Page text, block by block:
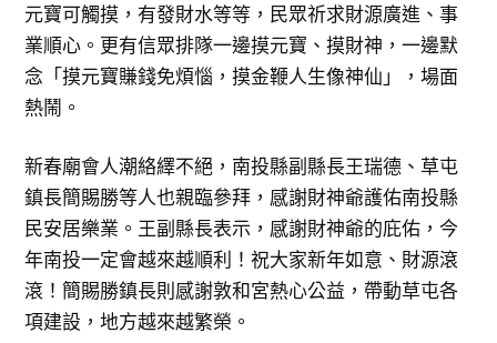
元寶可觸摸，有發財水等等，民眾祈求財源廣進、事
業順心。更有信眾排隊一邊摸元寶、摸財神，一邊默
念「摸元寶賺錢免煩惱，摸金鞭人生像神仙」，場面
熱鬧。
新春廟會人潮絡繹不絕，南投縣副縣長王瑞德、草屯
鎮長簡賜勝等人也親臨參拜，感謝財神爺護佑南投縣
民安居樂業。王副縣長表示，感謝財神爺的庇佑，今
年南投一定會越來越順利！祝大家新年如意、財源滾
滾！簡賜勝鎮長則感謝敦和宮熱心公益，帶動草屯各
項建設，地方越來越繁榮。